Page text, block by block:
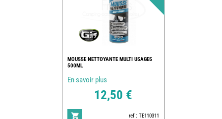
MOUSSE NETTOYANTE MULTI USAGES
500ML
En savoir plus
12,50 €
ref : TE110311